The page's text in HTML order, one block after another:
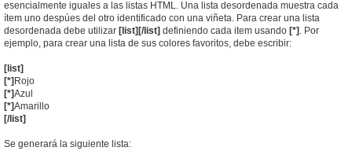
esencialmente iguales a las listas HTML. Una lista desordenada muestra cada
ítem uno despúes del otro identificado con una viñeta. Para crear una lista
desordenada debe utilizar [list][/list] definiendo cada item usando [*] . Por
ejemplo, para crear una lista de sus colores favoritos, debe escribir:
[list]
[*] Rojo
[*]Azul
[*]Amarillo
[/list]
Se generará la siguiente lista: